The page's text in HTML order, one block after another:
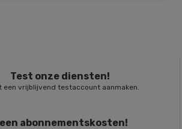
Test onze diensten!
een vrijblijvend testaccount aanmaken.
abonnementskosten!